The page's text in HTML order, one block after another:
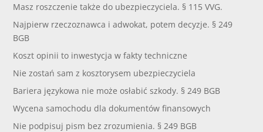
Masz roszczenie także do ubezpieczyciela. § 115 VVG.
Najpierw rzeczoznawca i adwokat, potem decyzje. § 249
BGB
Koszt opinii to inwestycja w fakty techniczne
Nie zostań sam z kosztorysem ubezpieczyciela
Bariera językowa nie może osłabić szkody. § 249 BGB
Wycena samochodu dla dokumentów finansowych
Nie podpisuj pism bez zrozumienia. § 249 BGB